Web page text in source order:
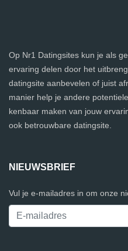
Op Nr1 Datingsites kun je als
ervaring delen door het
datingsite aanbevelen of juist
manier help je andere
kenbaar maken van jouw
ook betrouwbare datingsite.
NIEUWSBRIEF
Vul je e-mailadres in om onze